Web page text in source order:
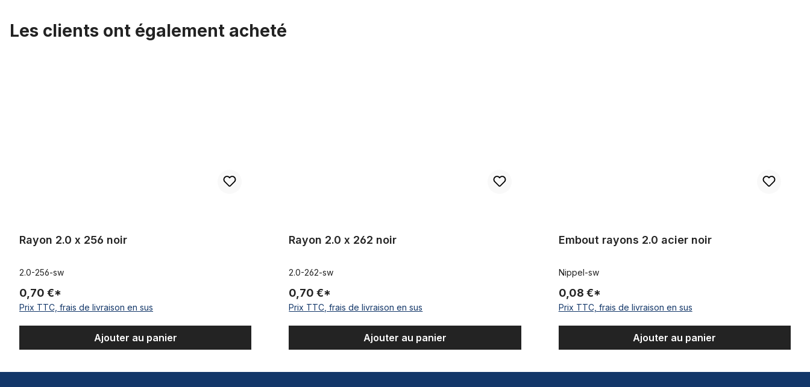
Les clients ont également acheté
Rayon 2.0 x 256 noir
2.0-256-sw
0,70 €*
Prix TTC, frais de livraison en sus
Ajouter au panier
Rayon 2.0 x 262 noir
2.0-262-sw
0,70 €*
Prix TTC, frais de livraison en sus
Ajouter au panier
Embout rayons 2.0 acier noir
Nippel-sw
0,08 €*
Prix TTC, frais de livraison en sus
Ajouter au panier